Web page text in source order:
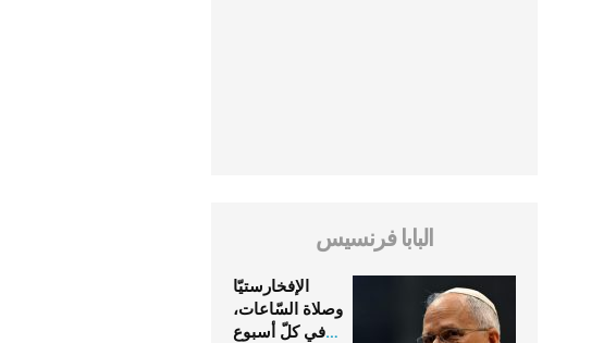
البابا فرنسيس
الإفخارستيّا
وصلاة السّاعات،
في كلّ أسبوع